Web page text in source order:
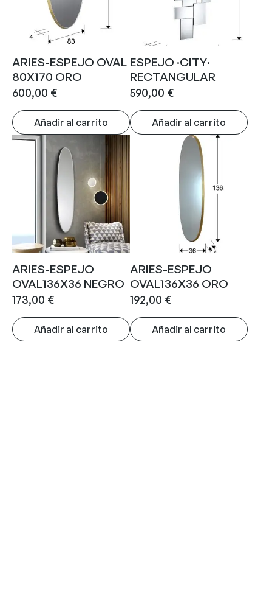
ARIES-ESPEJO OVAL
80X170 ORO
600,00 €
Añadir al carrito
ESPEJO ·CITY·
RECTANGULAR
590,00 €
Añadir al carrito
ARIES-ESPEJO
OVAL136X36 NEGRO
173,00 €
Añadir al carrito
ARIES-ESPEJO
OVAL136X36 ORO
192,00 €
Añadir al carrito